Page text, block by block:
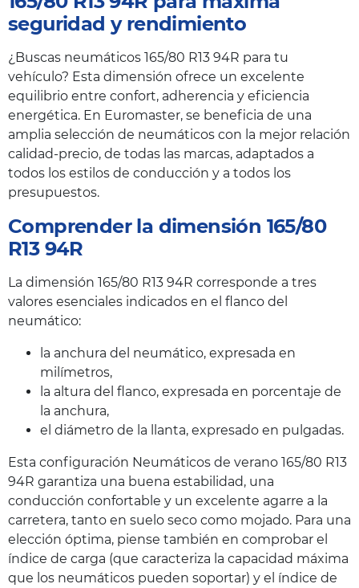
seguridad y rendimiento
¿Buscas neumáticos 165/80 R13 94R para tu
vehículo? Esta dimensión ofrece un excelente
equilibrio entre confort, adherencia y eficiencia
energética. En Euromaster, se beneficia de una
amplia selección de neumáticos con la mejor relación
calidad-precio, de todas las marcas, adaptados a
todos los estilos de conducción y a todos los
presupuestos.
Comprender la dimensión 165/80
R13 94R
La dimensión 165/80 R13 94R corresponde a tres
valores esenciales indicados en el flanco del
neumático:
la anchura del neumático, expresada en
milímetros,
la altura del flanco, expresada en porcentaje de
la anchura,
el diámetro de la llanta, expresado en pulgadas.
Esta configuración Neumáticos de verano 165/80 R13
94R garantiza una buena estabilidad, una
conducción confortable y un excelente agarre a la
carretera, tanto en suelo seco como mojado. Para una
elección óptima, piense también en comprobar el
índice de carga (que caracteriza la capacidad máxima
que los neumáticos pueden soportar) y el índice de